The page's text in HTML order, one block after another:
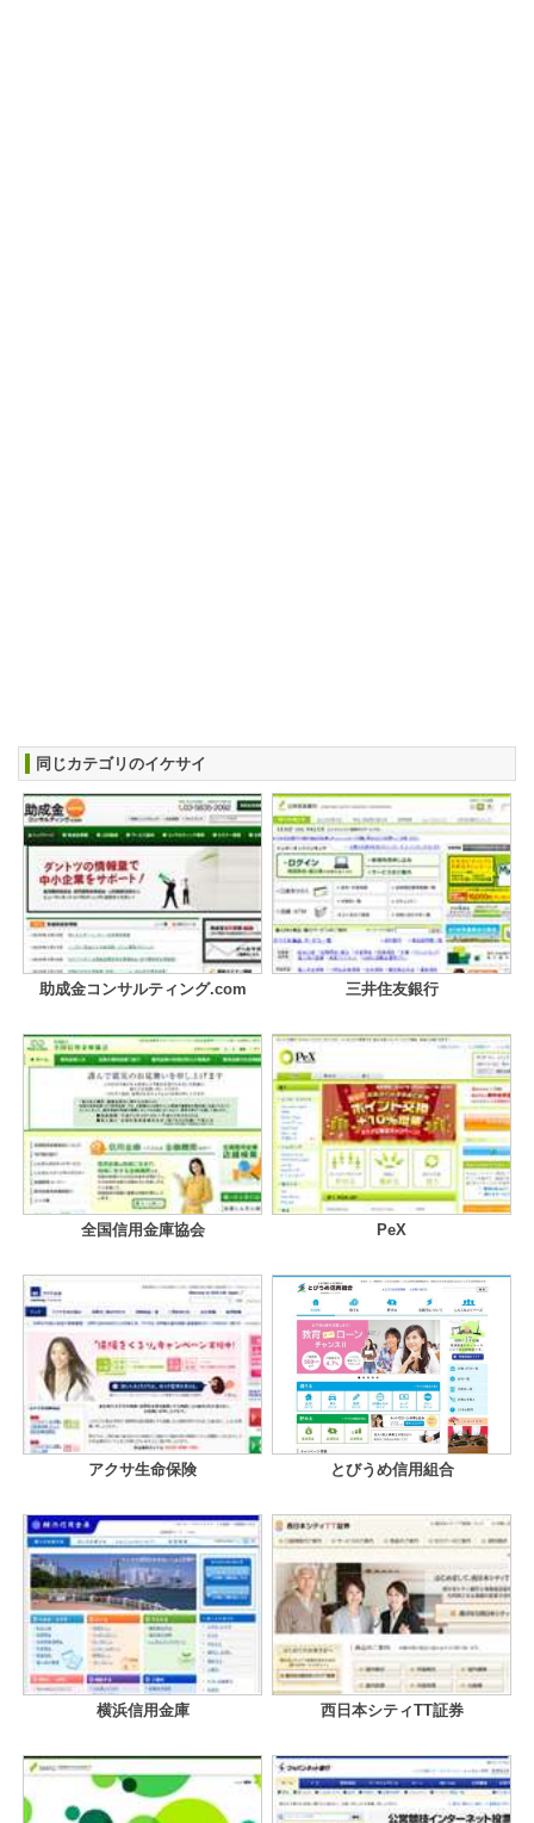
同じカテゴリのイケサイ
助成金コンサルティング.com 三井住友銀行
全国信用金庫協会 PeX
アクサ生命保険 とびうめ信用組合
横浜信用金庫 西日本シティTT証券